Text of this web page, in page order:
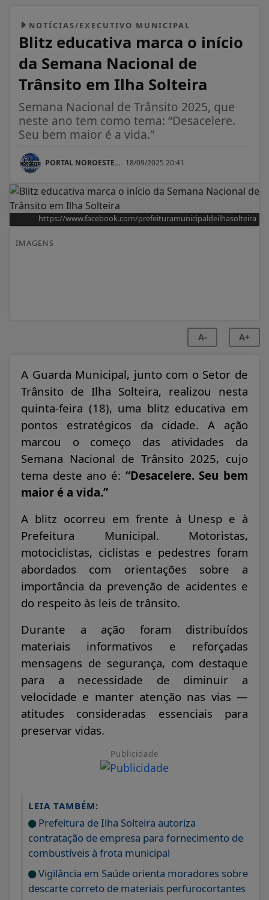
NOTÍCIAS/EXECUTIVO MUNICIPAL
Blitz educativa marca o início
da Semana Nacional de
Trânsito em Ilha Solteira
Semana Nacional de Trânsito 2025, que
neste ano tem como tema: “Desacelere.
Seu bem maior é a vida.”
PORTAL NOROESTE... 18/09/2025 20:41
https://www.facebook.com/prefeituramunicipaldeilhasolteira
IMAGENS
A- A+
A Guarda Municipal, junto com o Setor de
Trânsito de Ilha Solteira, realizou nesta
quinta-feira (18), uma blitz educativa em
pontos estratégicos da cidade. A ação
marcou o começo das atividades da
Semana Nacional de Trânsito 2025, cujo
tema deste ano é: “Desacelere. Seu bem
maior é a vida.”
A blitz ocorreu em frente à Unesp e à
Prefeitura Municipal. Motoristas,
motociclistas, ciclistas e pedestres foram
abordados com orientações sobre a
importância da prevenção de acidentes e
do respeito às leis de trânsito.
Durante a ação foram distribuídos
materiais informativos e reforçadas
mensagens de segurança, com destaque
para a necessidade de diminuir a
velocidade e manter atenção nas vias —
atitudes consideradas essenciais para
preservar vidas.
Publicidade
LEIA TAMBÉM:
Prefeitura de Ilha Solteira autoriza
contratação de empresa para fornecimento de
combustíveis à frota municipal
Vigilância em Saúde orienta moradores sobre
descarte correto de materiais perfurocortantes